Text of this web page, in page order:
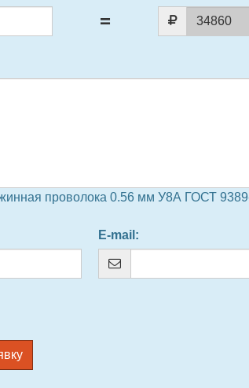
проволока 0.56 мм У8А ГОСТ
E-mail :